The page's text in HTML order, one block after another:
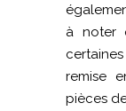
à noter
remise
pièces